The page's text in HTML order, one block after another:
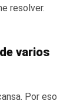
resolver.
varios
Por eso